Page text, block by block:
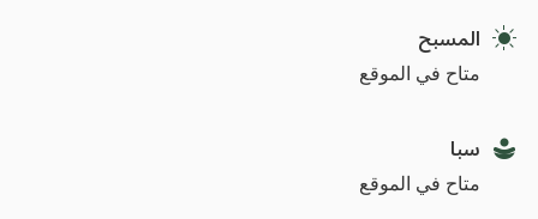
المسبح
متاح في الموقع
سبا
متاح في الموقع